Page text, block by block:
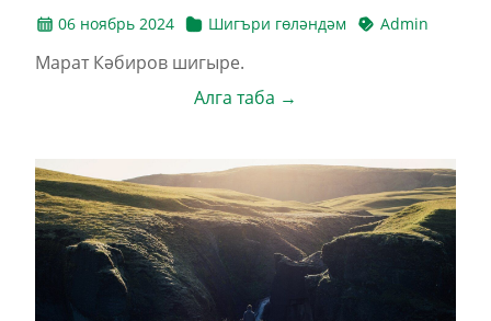
06 ноябрь 2024 Шигъри гөләндәм Admin
Марат Кәбиров шигыре.
Алга таба →